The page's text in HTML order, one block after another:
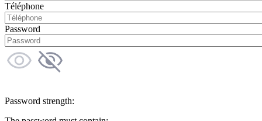
Téléphone
Password
Password strength: